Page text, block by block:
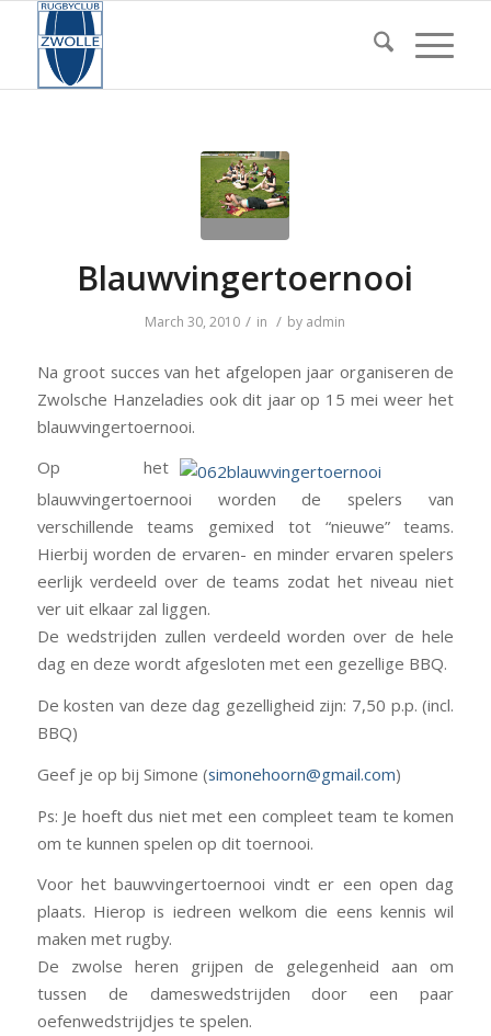
Blauwvingertoernooi
March 30, 2010 / in / by admin
Na groot succes van het afgelopen jaar organiseren de
Zwolsche Hanzeladies ook dit jaar op 15 mei weer het
blauwvingertoernooi.
Op het
blauwvingertoernooi worden de spelers van
verschillende teams gemixed tot “nieuwe” teams.
Hierbij worden de ervaren- en minder ervaren spelers
eerlijk verdeeld over de teams zodat het niveau niet
ver uit elkaar zal liggen.
De wedstrijden zullen verdeeld worden over de hele
dag en deze wordt afgesloten met een gezellige BBQ.
De kosten van deze dag gezelligheid zijn: 7,50 p.p. (incl.
BBQ)
Geef je op bij Simone (simonehoorn@gmail.com)
Ps: Je hoeft dus niet met een compleet team te komen
om te kunnen spelen op dit toernooi.
Voor het bauwvingertoernooi vindt er een open dag
plaats. Hierop is iedreen welkom die eens kennis wil
maken met rugby.
De zwolse heren grijpen de gelegenheid aan om
tussen de dameswedstrijden door een paar
oefenwedstrijdjes te spelen.